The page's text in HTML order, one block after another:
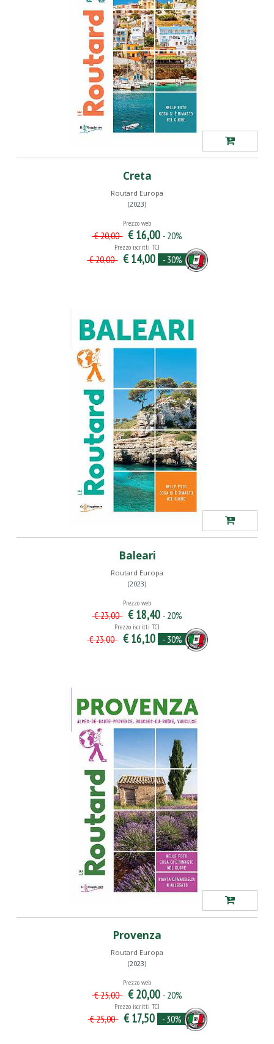
Creta
Routard Europa
(2023)
Prezzo web
€ 20,00 € 16,00 - 20%
Prezzo iscritti TCI
€ 20,00 € 14,00 - 30%
Baleari
Routard Europa
(2023)
Prezzo web
€ 23,00 € 18,40 - 20%
Prezzo iscritti TCI
€ 23,00 € 16,10 - 30%
Provenza
Routard Europa
(2023)
Prezzo web
€ 25,00 € 20,00 - 20%
Prezzo iscritti TCI
€ 25,00 € 17,50 - 30%